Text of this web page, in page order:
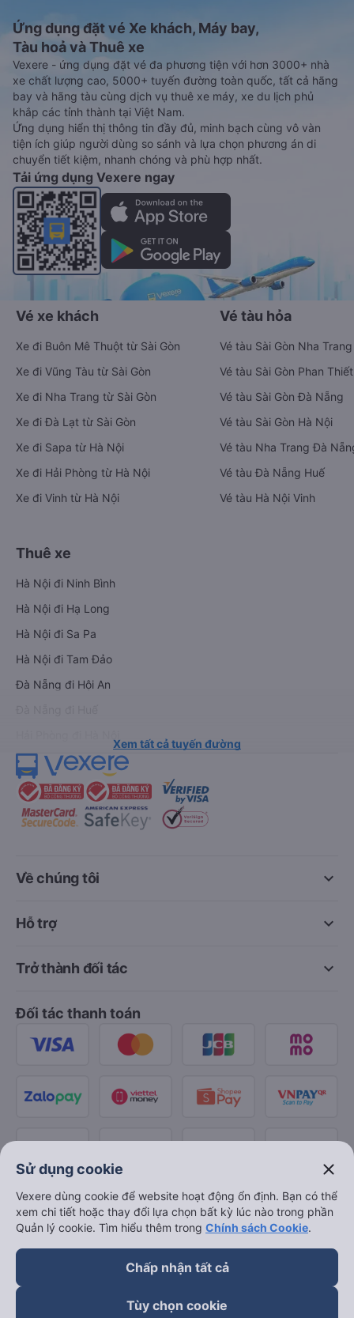
Ứng dụng đặt vé Xe khách, Máy bay,
Tàu hoả và Thuê xe
Vexere - ứng dụng đặt vé đa phương tiện với hơn 3000+ nhà
xe chất lượng cao, 5000+ tuyến đường toàn quốc, tất cả hãng
bay và hãng tàu cùng dịch vụ thuê xe máy, xe du lịch phủ
khắp các tỉnh thành tại Việt Nam.
Ứng dụng hiển thị thông tin đầy đủ, minh bạch cùng vô vàn
tiện ích giúp người dùng so sánh và lựa chọn phương án di
chuyển tiết kiệm, nhanh chóng và phù hợp nhất.
Tải ứng dụng Vexere ngay
Vé xe khách
Xe đi Buôn Mê Thuột từ Sài Gòn
Xe đi Vũng Tàu từ Sài Gòn
Xe đi Nha Trang từ Sài Gòn
Xe đi Đà Lạt từ Sài Gòn
Xe đi Sapa từ Hà Nội
Xe đi Hải Phòng từ Hà Nội
Xe đi Vinh từ Hà Nội
Vé tàu hỏa
Vé tàu Sài Gòn Nha Trang
Vé tàu Sài Gòn Phan Thiết
Vé tàu Sài Gòn Đà Nẵng
Vé tàu Sài Gòn Hà Nội
Vé tàu Nha Trang Đà
Vé tàu Đà Nẵng Huế
Vé tàu Hà Nội Vinh
Thuê xe
Hà Nội đi Ninh Bình
Hà Nội đi Hạ Long
Hà Nội đi Sa Pa
Hà Nội đi Tam Đảo
Đà Nẵng đi Hội An
Xem tất cả tuyến đường
keyboard_arrow_down
Về chúng tôi
keyboard_arrow_down
Hỗ trợ
keyboard_arrow_down
Trở thành đối tác
Đối tác thanh toán
Sử dụng cookie close
Vexere dùng cookie để website hoạt động ổn định. Bạn có thể
xem chi tiết hoặc thay đổi lựa chọn bất kỳ lúc nào trong phần
Quản lý cookie. Tìm hiểu thêm trong Chính sách Cookie.
Chấp nhận tất cả
Tùy chọn cookie